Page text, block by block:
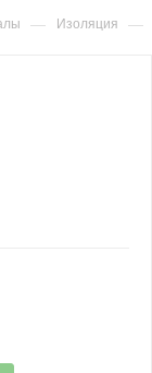
— Изоляция —